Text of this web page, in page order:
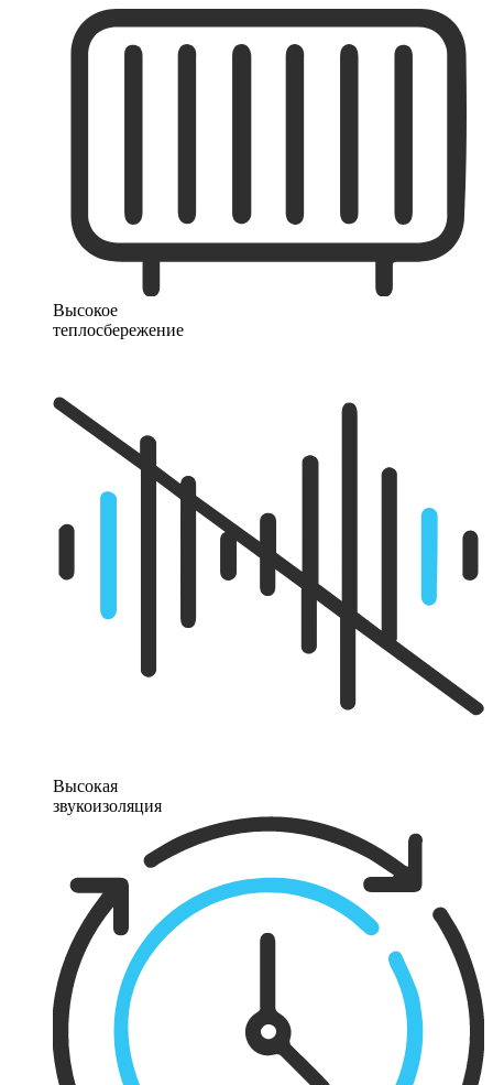
Высокое
теплосбережение
Высокая
звукоизоляция